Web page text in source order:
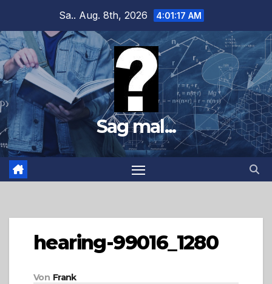
springen
Sa.. Aug. 8th, 2026 4:01:18 AM
Sag mal...
hearing-99016_1280
Von Frank